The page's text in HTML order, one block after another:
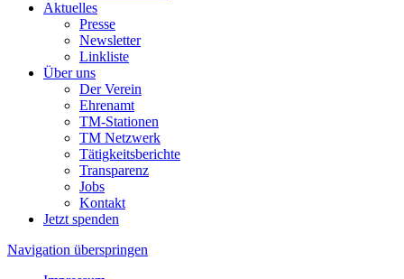
Aktuelles
Presse
Newsletter
Linkliste
Über uns
Der Verein
Ehrenamt
TM-Stationen
TM Netzwerk
Tätigkeitsberichte
Transparenz
Jobs
Kontakt
Jetzt spenden
Navigation überspringen